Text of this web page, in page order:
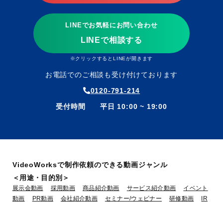
LINEでお気軽にお問い合わせ
LINEで相談する
※クリックするとLINEが開きます
お電話でのご相談も受け付けております
0120-791-214
受付時間 平日 10:00 ~ 19:00
VideoWorksで制作依頼のできる動画ジャンル
＜用途・目的別＞
展示会動画 採用動画 商品紹介動画 サービス紹介動画
イベント
動画
PR動画 会社紹介動画 セミナー/ウェビナー 研修動画
IR